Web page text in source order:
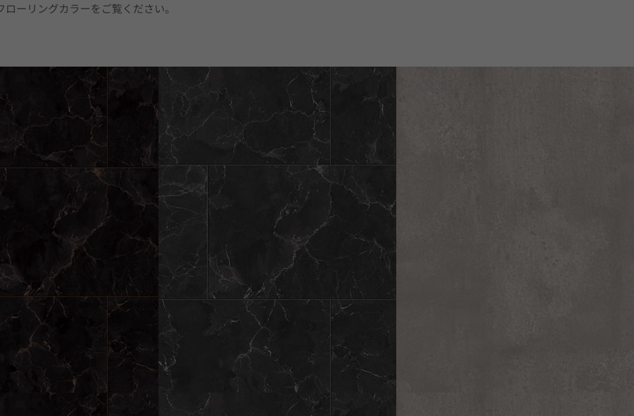
ーリングカラーをご覧ください。